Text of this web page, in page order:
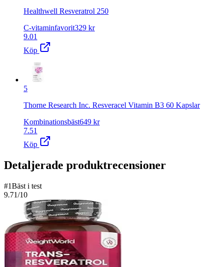
Healthwell Resveratrol 250
C-vitaminfavorit329 kr
9.01
Köp
5
Thorne Research Inc. Resveracel Vitamin B3 60 Kapslar
Kombinationsbäst649 kr
7.51
Köp
Detaljerade produktrecensioner
#1Bäst i test
9.71/10